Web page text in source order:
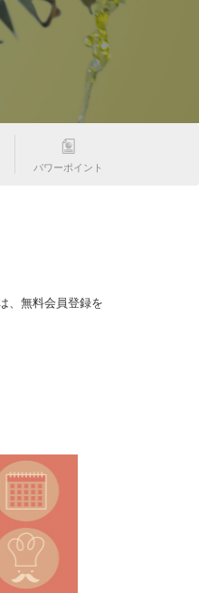
パワーポイント
、無料会員登録を